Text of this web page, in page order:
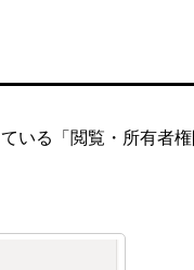
いる「閲覧・所有者